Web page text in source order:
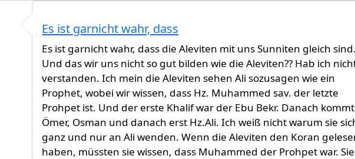
ich mir die KommentarevonGast (nicht überprüft)
Es ist garnicht wahr, dass
Es ist garnicht wahr, dass die Aleviten mit uns Sunniten gleich sind.
Und das wir uns nicht so gut bilden wie die Aleviten?? Hab ich
verstanden. Ich mein die Aleviten sehen Ali sozusagen wie ein
Prophet, wobei wir wissen, dass Hz. Muhammed sav. der letzte
Prohpet ist. Und der erste Khalif war der Ebu Bekr. Danach kommt
Ömer, Osman und danach erst Hz.Ali. Ich weiß nicht warum sie
ganz und nur an Ali wenden. Wenn die Aleviten den Koran
haben, müssten sie wissen, dass Muhammed der Prohpet war. Sie